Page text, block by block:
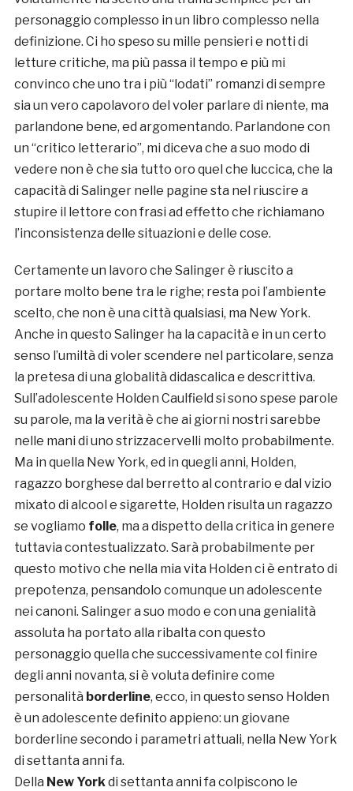
personaggio complesso in un libro complesso nella
definizione. Ci ho speso su mille pensieri e notti di
letture critiche, ma più passa il tempo e più mi
convinco che uno tra i più “lodati” romanzi di sempre
sia un vero capolavoro del voler parlare di niente, ma
parlandone bene, ed argomentando. Parlandone con
un “critico letterario”, mi diceva che a suo modo di
vedere non è che sia tutto oro quel che luccica, che la
capacità di Salinger nelle pagine sta nel riuscire a
stupire il lettore con frasi ad effetto che richiamano
l’inconsistenza delle situazioni e delle cose.
Certamente un lavoro che Salinger è riuscito a
portare molto bene tra le righe; resta poi l’ambiente
scelto, che non è una città qualsiasi, ma New York.
Anche in questo Salinger ha la capacità e in un certo
senso l’umiltà di voler scendere nel particolare, senza
la pretesa di una globalità didascalica e descrittiva.
Sull’adolescente Holden Caulfield si sono spese parole
su parole, ma la verità è che ai giorni nostri sarebbe
nelle mani di uno strizzacervelli molto probabilmente.
Ma in quella New York, ed in quegli anni, Holden,
ragazzo borghese dal berretto al contrario e dal vizio
mixato di alcool e sigarette, Holden risulta un ragazzo
se vogliamo folle, ma a dispetto della critica in genere
tuttavia contestualizzato. Sarà probabilmente per
questo motivo che nella mia vita Holden ci è entrato di
prepotenza, pensandolo comunque un adolescente
nei canoni. Salinger a suo modo e con una genialità
assoluta ha portato alla ribalta con questo
personaggio quella che successivamente col finire
degli anni novanta, si è voluta definire come
personalità borderline, ecco, in questo senso Holden
è un adolescente definito appieno: un giovane
borderline secondo i parametri attuali, nella New York
di settanta anni fa.
Della New Yorkdi settanta anni fa colpiscono le